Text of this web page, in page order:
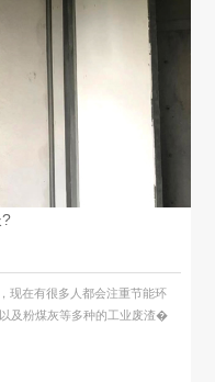
在有很多人都会注重节能环
及粉煤灰等多种的工业废渣�